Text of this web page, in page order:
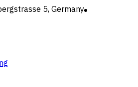
5, Germany